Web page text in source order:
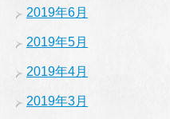
2019年6月
2019年5月
2019年4月
2019年3月